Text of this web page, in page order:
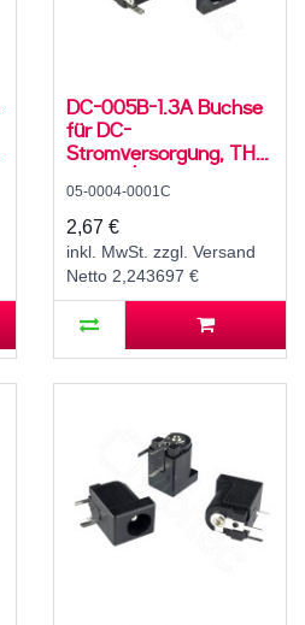
DC-005B-1.3A Buchse
für DC-
Stromversorgung, THT,
für 3,5 / 1,35 mm
Hohlstecker, 30 V, 500
mA, 90°, -20..70 °C
05-0004-0001C
2,67 €
inkl. MwSt. zzgl. Versand
Netto 2,243697 €